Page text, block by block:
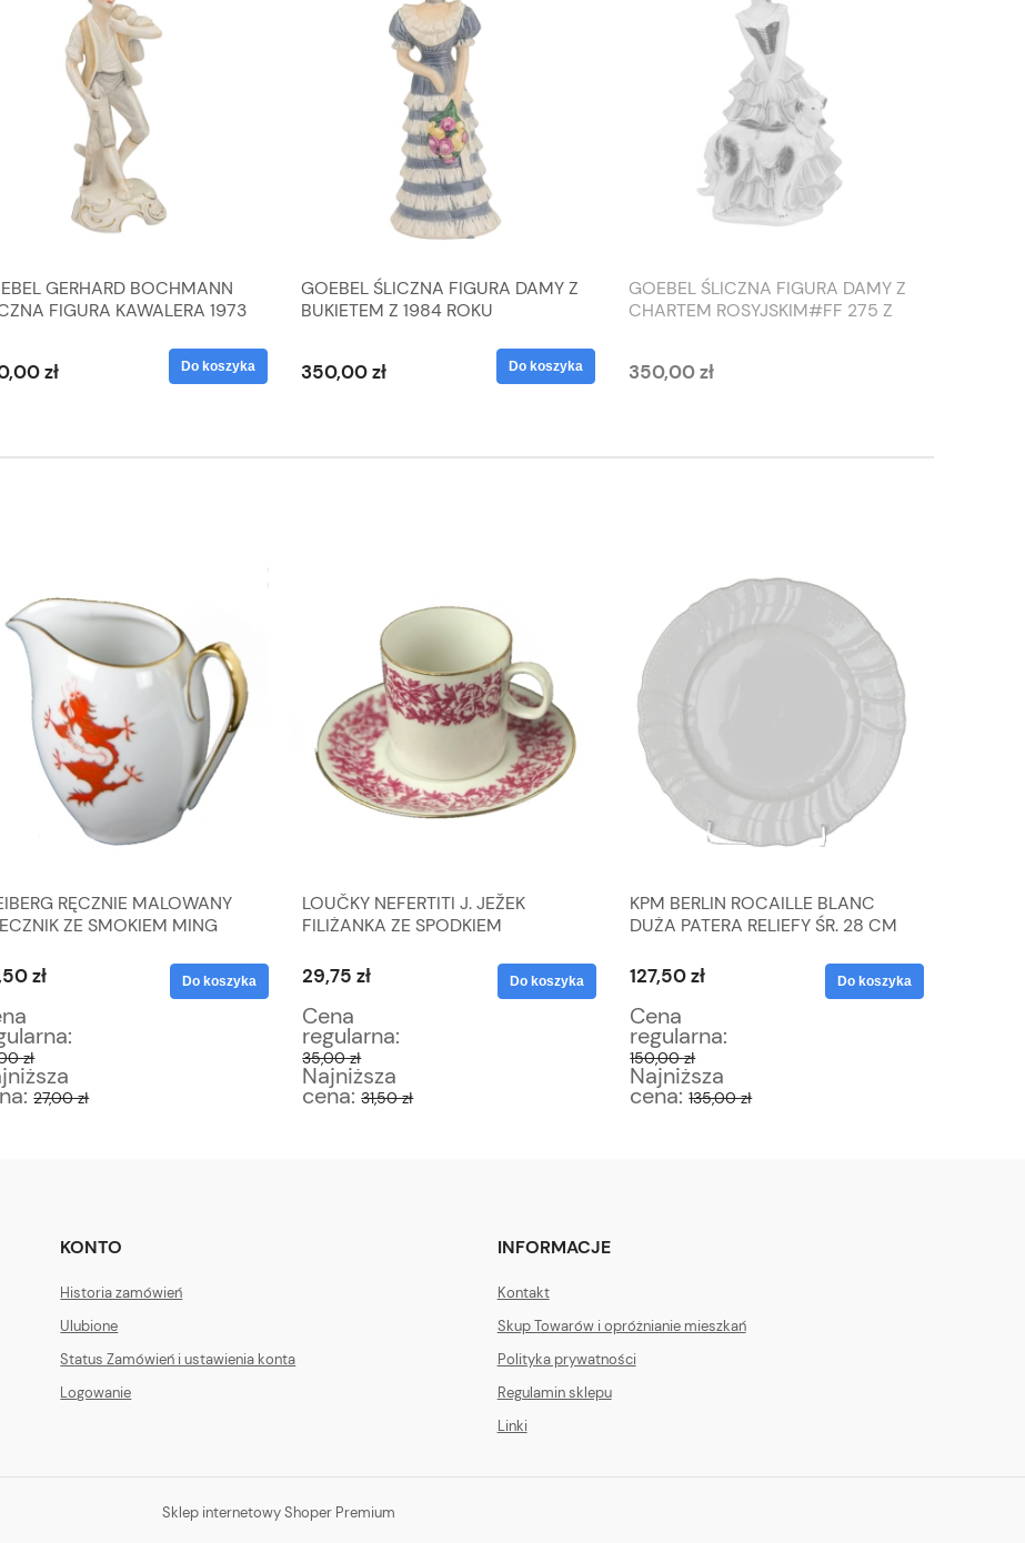
GERHARD BOCHMANN
FIGURA KAWALERA 1973
zł Do koszyka
GOEBEL ŚLICZNA FIGURA DAMY Z
BUKIETEM Z 1984 ROKU
350,00 zł Do koszyka
GOEBEL ŚLICZNA FIGURA DAMY Z
CHARTEM ROSYJSKIM#FF 275 Z
350,00 zł
RĘCZNIE MALOWANY
ZE SMOKIEM MING
zł
zł
27,00 zł
Do koszyka
LOUČKY NEFERTITI J. JEŽEK
FILIŻANKA ZE SPODKIEM
29,75 zł
Cena
regularna:
35,00 zł
Najniższa
cena: 31,50 zł
Do koszyka
KPM BERLIN ROCAILLE BLANC
DUŻA PATERA RELIEFY ŚR. 28 CM
127,50 zł
Cena
regularna:
150,00 zł
Najniższa
cena: 135,00 zł
Do koszyka
KONTO
Historia zamówień
Ulubione
Status Zamówień i ustawienia konta
Logowanie
INFORMACJE
Kontakt
Skup Towarów i opróżnianie mieszkań
Polityka prywatności
Regulamin sklepu
Linki
Sklep internetowy Shoper Premium